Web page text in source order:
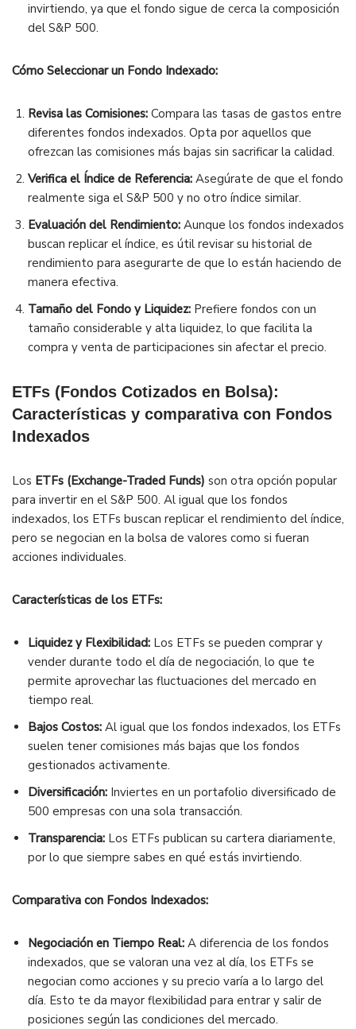
invirtiendo, ya que el fondo sigue de cerca la composición
del S&P 500.
Cómo Seleccionar un Fondo Indexado:
Revisa las Comisiones: Compara las tasas de gastos entre
diferentes fondos indexados. Opta por aquellos que
ofrezcan las comisiones más bajas sin sacrificar la calidad.
Verifica el Índice de Referencia: Asegúrate de que el fondo
realmente siga el S&P 500 y no otro índice similar.
Evaluación del Rendimiento: Aunque los fondos indexados
buscan replicar el índice, es útil revisar su historial de
rendimiento para asegurarte de que lo están haciendo de
manera efectiva.
Tamaño del Fondo y Liquidez: Prefiere fondos con un
tamaño considerable y alta liquidez, lo que facilita la
compra y venta de participaciones sin afectar el precio.
ETFs (Fondos Cotizados en Bolsa):
Características y comparativa con Fondos
Indexados
Los ETFs (Exchange-Traded Funds) son otra opción popular
para invertir en el S&P 500. Al igual que los fondos
indexados, los ETFs buscan replicar el rendimiento del índice,
pero se negocian en la bolsa de valores como si fueran
acciones individuales.
Características de los ETFs:
Liquidez y Flexibilidad: Los ETFs se pueden comprar y
vender durante todo el día de negociación, lo que te
permite aprovechar las fluctuaciones del mercado en
tiempo real.
Bajos Costos: Al igual que los fondos indexados, los ETFs
suelen tener comisiones más bajas que los fondos
gestionados activamente.
Diversificación: Inviertes en un portafolio diversificado de
500 empresas con una sola transacción.
Transparencia: Los ETFs publican su cartera diariamente,
por lo que siempre sabes en qué estás invirtiendo.
Comparativa con Fondos Indexados:
Negociación en Tiempo Real: A diferencia de los fondos
indexados, que se valoran una vez al día, los ETFs se
negocian como acciones y su precio varía a lo largo del
día. Esto te da mayor flexibilidad para entrar y salir de
posiciones según las condiciones del mercado.